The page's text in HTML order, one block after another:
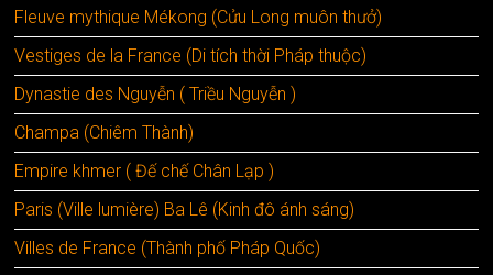
Fleuve mythique Mékong (Cửu Long muôn thưở)
Vestiges de la France (Di tích thời Pháp thuộc)
Dynastie des Nguyễn ( Triều Nguyễn )
Champa (Chiêm Thành)
Empire khmer ( Đế chế Chân Lạp )
Paris (Ville lumière) Ba Lê (Kinh đô ánh sáng)
Villes de France (Thành phố Pháp Quốc)